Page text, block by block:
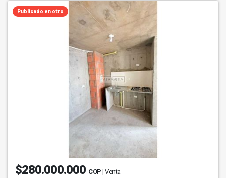
Publicado en otro
$280.000.000 COP | Venta